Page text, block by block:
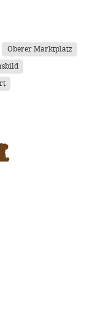
Oberer Marktplatz